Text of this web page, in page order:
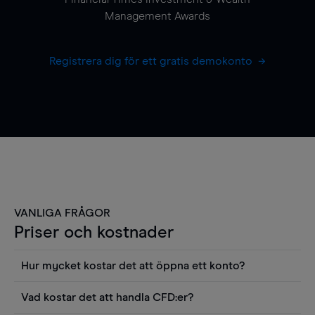
Management Awards
Registrera dig för ett gratis demokonto
VANLIGA FRÅGOR
Priser och kostnader
Hur mycket kostar det att öppna ett konto?
Vad kostar det att handla CFD:er?